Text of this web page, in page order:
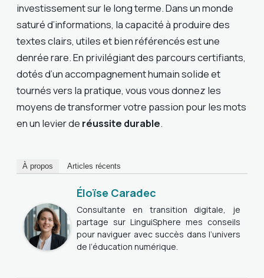
investissement sur le long terme. Dans un monde
saturé d’informations, la capacité à produire des
textes clairs, utiles et bien référencés est une
denrée rare. En privilégiant des parcours certifiants,
dotés d’un accompagnement humain solide et
tournés vers la pratique, vous vous donnez les
moyens de transformer votre passion pour les mots
en un levier de réussite durable.
À propos Articles récents
Éloïse Caradec
Consultante en transition digitale, je
partage sur LinguiSphere mes conseils
pour naviguer avec succès dans l’univers
de l’éducation numérique.